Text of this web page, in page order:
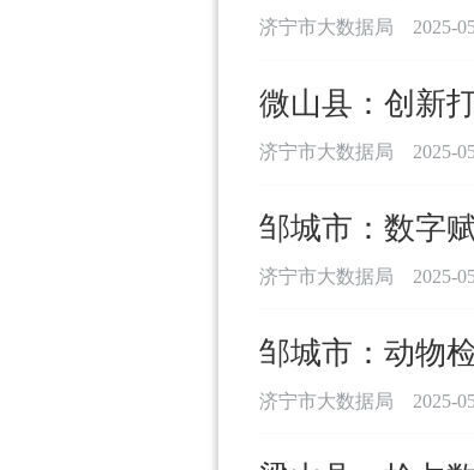
济宁市大数据局 2025-
微山县：创新
济宁市大数据局 2025-
邹城市：数字
济宁市大数据局 2025-
邹城市：动物
济宁市大数据局 2025-